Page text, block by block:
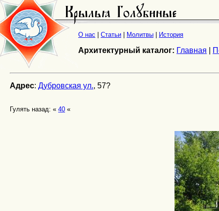
О нас Статьи Молитвы История
Архитектурный каталог: Главная
Адрес: Дубровская ул., 57?
Гулять назад: « 40 «